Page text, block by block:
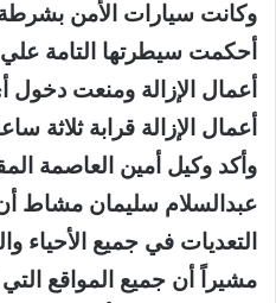
وكانت سيارات الأمن
أحكمت سيطرتها التامة علي
أعمال الإزالة ومنعت
أعمال الإزالة قرابة ثلاثة
وأكد وكيل أمين العاصمة
عبدالسلام سليمان مشاط أن
التعديات في جميع
مشيراً أن جميع المواقع